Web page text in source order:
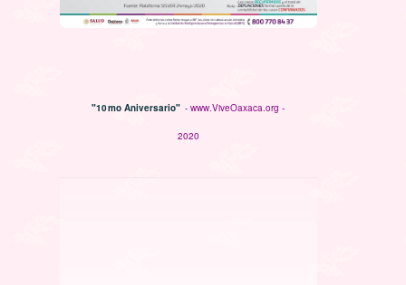
"10mo Aniversario" - www.ViveOaxaca.org -
2020